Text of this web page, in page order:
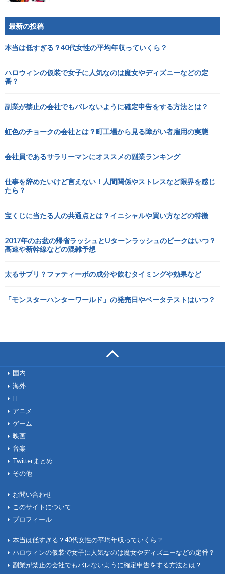
最新の投稿
本当は低すぎる？40代女性の平均年収っていくら？
ハロウィンの仮装で女子に人気なのは魔女やディズニーなどの定
番？
副業が禁止の会社でもバレないように確定申告をする方法とは？
虹色のチョークの会社とは？町工場から見る障がい者雇用の実態
会社員であるサラリーマンにオススメの副業ランキング
仕事を辞めたいけど言えない！人間関係やストレスなど限界を感じ
たら？
宝くじに当たる人の共通点とは？イニシャルや買い方などの特徴
2017年のお盆の帰省ラッシュとUターンラッシュのピークはいつ？
高速や新幹線などの混雑予想
太るサプリ？ファティーボの成分や飲むタイミングや効果など
「モンスターハンターワールド」の発売日やベータテストはいつ？
国内
海外
IT
アニメ
ゲーム
映画
音楽
Twitterまとめ
その他
お問い合わせ
このサイトについて
プロフィール
本当は低すぎる？40代女性の平均年収っていくら？
ハロウィンの仮装で女子に人気なのは魔女やディズニーなどの定番？
副業が禁止の会社でもバレないように確定申告をする方法とは？